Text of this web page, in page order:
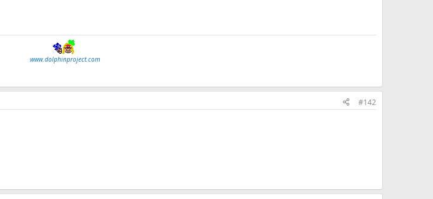
www.dolphinproject.com
#142